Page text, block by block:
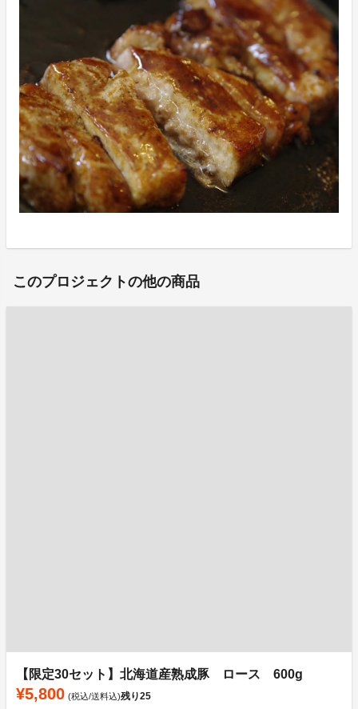
このプロジェクトの他の商品
【限定30セット】北海道産熟成豚 ロース 600g
¥5,800 (税込/送料込)残り25